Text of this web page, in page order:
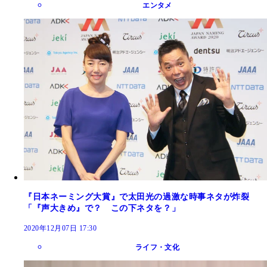
エンタメ
『日本ネーミング大賞』で太田光の過激な時事ネタが炸裂
「『声大きめ』で？ この下ネタを？」
2020年12月07日 17:30
ライフ・文化